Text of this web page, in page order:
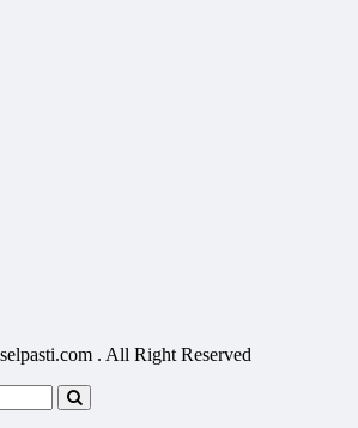
. All Right Reserved